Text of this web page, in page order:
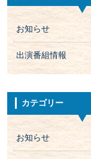
お知らせ
出演番組情報
カテゴリー
お知らせ